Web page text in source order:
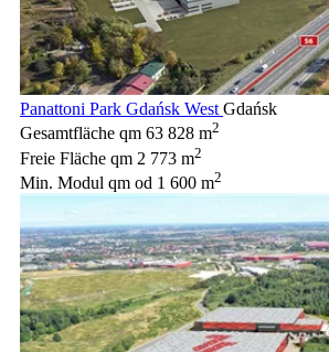
Panattoni Park Gdańsk West Gdańsk
Gesamtfläche qm 63 828 m2
Freie Fläche qm 2 773 m2
Min. Modul qm od 1 600 m2